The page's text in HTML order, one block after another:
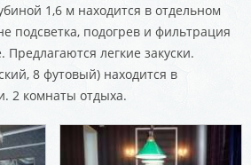
1,6 м находится в отдельном
подсветка, подогрев и фильтрация
Предлагаются легкие закуски.
8 футовый) находится в
2 комнаты отдыха.